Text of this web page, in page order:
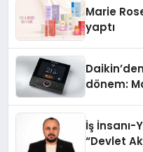
Marie
yaptı
dönem:
İş İnsanı-
“Devlet